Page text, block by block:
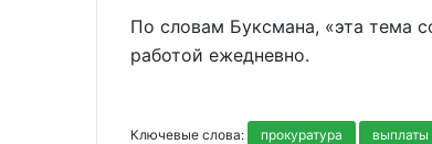
По словам Буксмана, «эта тема
работой ежедневно.
Ключевые слова: прокуратура выплаты